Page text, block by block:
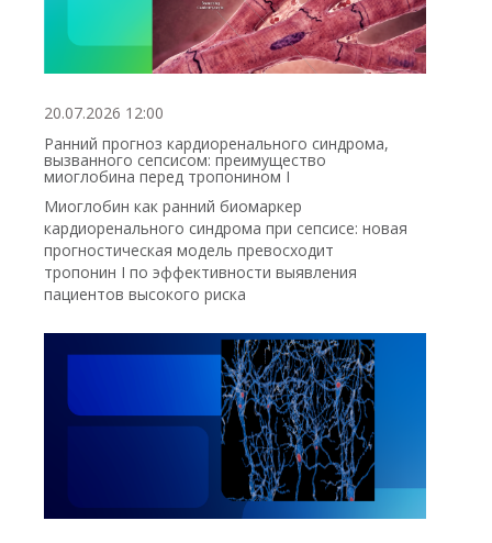
20.07.2026 12:00
Ранний прогноз кардиоренального синдрома,
вызванного сепсисом: преимущество
миоглобина перед тропонином I
Миоглобин как ранний биомаркер
кардиоренального синдрома при сепсисе: новая
прогностическая модель превосходит
тропонин I по эффективности выявления
пациентов высокого риска